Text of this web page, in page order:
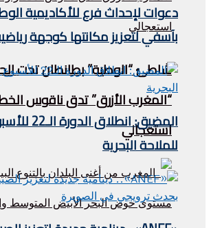
شاطئ “الوطية” بطانطان تحت
“المغرب الأزرق” تدق ناقوس
استعجالي
دعوات لإحداث فرع للأكاديمية
بآسفي لتعزيز مكانتها كوجهة
المضيق:
للملاحة البحرية